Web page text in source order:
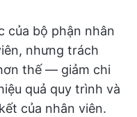
của bộ phận nhân
nhưng trách
thế — giảm chi
quả quy trình và
của nhân viên.